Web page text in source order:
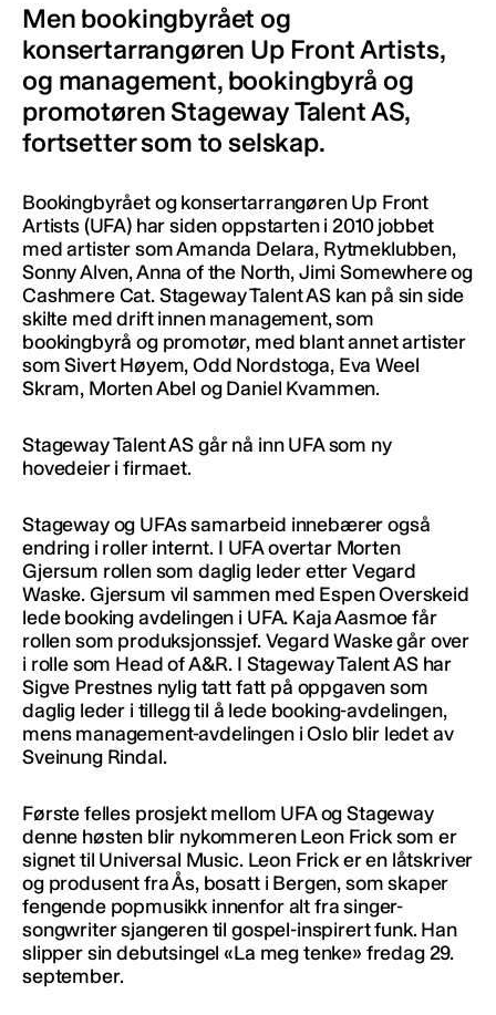
Men bookingbyrået og
konsertarrangøren Up Front Artists,
og management, bookingbyrå og
promotøren Stageway Talent AS,
fortsetter som to selskap.
Bookingbyrået og konsertarrangøren Up Front
Artists (UFA) har siden oppstarten i 2010 jobbet
med artister som Amanda Delara, Rytmeklubben,
Sonny Alven, Anna of the North, Jimi Somewhere og
Cashmere Cat. Stageway Talent AS kan på sin side
skilte med drift innen management, som
bookingbyrå og promotør, med blant annet artister
som Sivert Høyem, Odd Nordstoga, Eva Weel
Skram, Morten Abel og Daniel Kvammen.
Stageway Talent AS går nå inn UFA som ny
hovedeier i firmaet.
Stageway og UFAs samarbeid innebærer også
endring i roller internt. I UFA overtar Morten
Gjersum rollen som daglig leder etter Vegard
Waske. Gjersum vil sammen med Espen Overskeid
lede booking avdelingen i UFA. Kaja Aasmoe får
rollen som produksjonssjef. Vegard Waske går over
i rolle som Head of A&R. I Stageway Talent AS har
Sigve Prestnes nylig tatt fatt på oppgaven som
daglig leder i tillegg til å lede booking-avdelingen,
mens management-avdelingen i Oslo blir ledet av
Sveinung Rindal.
Første felles prosjekt mellom UFA og Stageway
denne høsten blir nykommeren Leon Frick som er
signet til Universal Music. Leon Frick er en låtskriver
og produsent fra Ås, bosatt i Bergen, som skaper
fengende popmusikk innenfor alt fra singer-
songwriter sjangeren til gospel-inspirert funk. Han
slipper sin debutsingel «La meg tenke» fredag 29.
september.